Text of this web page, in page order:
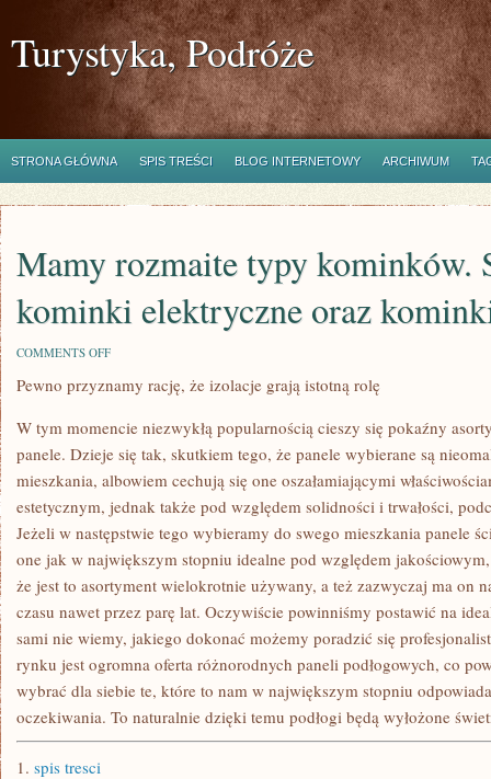
Turystyka, Podróże
STRONA GŁÓWNA SPIS TREŚCI BLOG INTERNETOWY ARCHIWUM
Mamy rozmaite typy kominków.
kominki elektryczne oraz
COMMENTS OFFON
ROZMAITE
TYPY
SĄ
W
STANIE
BYĆ
KOMINKI
ELEKTRYCZNE
ORAZ
NA
DREWNO
Pewno przyznamy rację, że izolacje grają istotną rolę
W tym momencie niezwykłą popularnością cieszy się pokaźny
panele. Dzieje się tak, skutkiem tego, że panele wybierane są
mieszkania, albowiem cechują się one oszałamiającymi
estetycznym, jednak także pod względem solidności i trwałości,
Jeżeli w następstwie tego wybieramy do swego mieszkania panele
one jak w największym stopniu idealne pod względem
że jest to asortyment wielokrotnie używany, a też zazwyczaj ma on
czasu nawet przez parę lat. Oczywiście powinniśmy postawić na
sami nie wiemy, jakiego dokonać możemy poradzić się
rynku jest ogromna oferta różnorodnych paneli podłogowych, co
wybrać dla siebie te, które to nam w największym stopniu
oczekiwania. To naturalnie dzięki temu podłogi będą wyłożone
1. spis tresci